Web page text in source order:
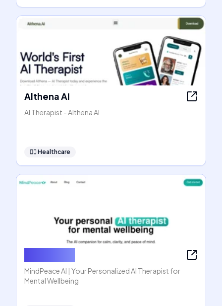
Althena AI
AI Therapist - Althena AI
👩‍⚕️ Healthcare
MindPeace AI | Your Personalized AI Therapist for
Mental Wellbeing